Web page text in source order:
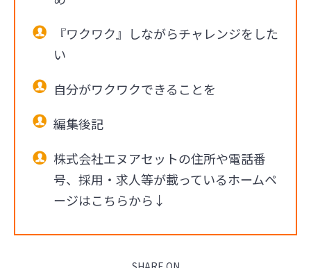
『ワクワク』しながらチャレンジをした
い
自分がワクワクできることを
編集後記
株式会社エヌアセットの住所や電話番
号、採用・求人等が載っているホームペ
ージはこちらから↓